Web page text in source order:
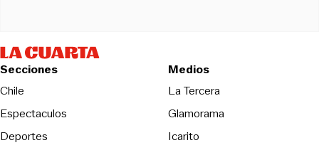
Secciones
Chile
Espectaculos
Deportes
Medios
La TerceraOpens in new
Glamorama
Icarito